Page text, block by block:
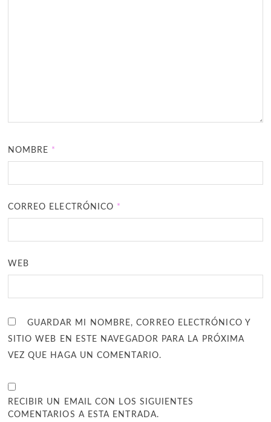
NOMBRE *
CORREO ELECTRÓNICO *
WEB
GUARDAR MI NOMBRE, CORREO ELECTRÓNICO Y
SITIO WEB EN ESTE NAVEGADOR PARA LA PRÓXIMA
VEZ QUE HAGA UN COMENTARIO.
RECIBIR UN EMAIL CON LOS SIGUIENTES
COMENTARIOS A ESTA ENTRADA.